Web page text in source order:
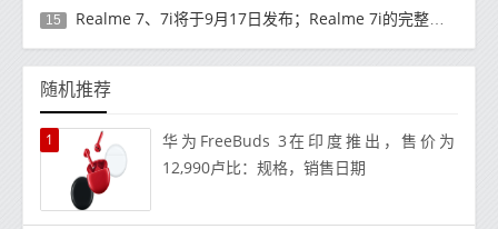
15 Realme 7、7i将于9月17日发布；Realme 7i的完整规格并导致泄漏
随机推荐
1
华为FreeBuds 3在印度推出，售价为
12,990卢比：规格，销售日期